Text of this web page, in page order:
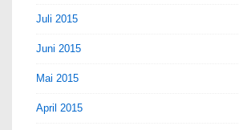
Juli 2015
Juni 2015
Mai 2015
April 2015